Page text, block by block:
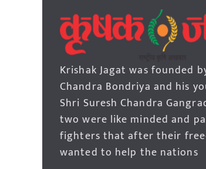
Krishak Jagat was founded
Chandra Bondriya and his
Shri Suresh Chandra
two were like minded and
fighters that after their
wanted to help the nations